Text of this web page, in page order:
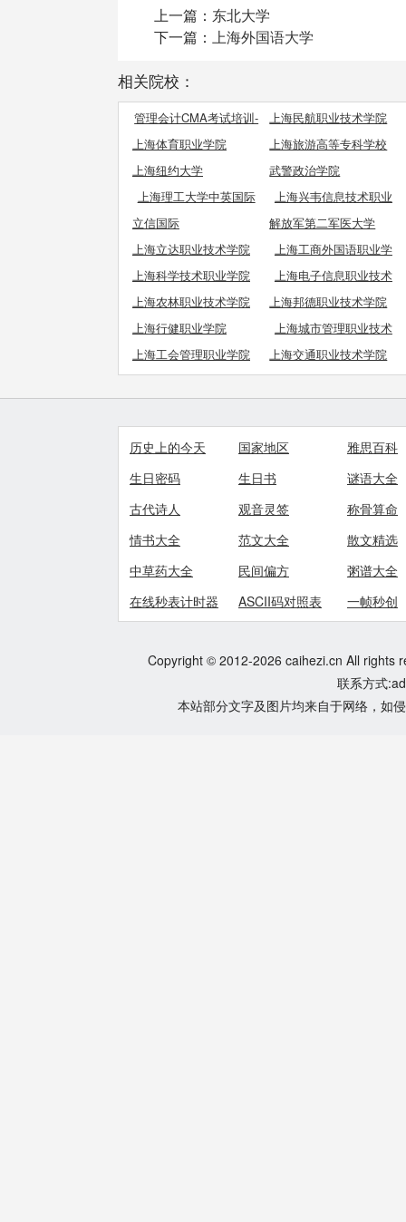
上一篇： 东北大学
下一篇： 上海外国语大学
相关院校：
管理会计CMA考试培训-
推荐立信CMA!
上海民航职业技术学院
上海体育职业学院
上海旅游高等专科学校
上海纽约大学
武警政治学院
上海理工大学中英国际
上海兴韦信息技术职业
学院
立信国际
解放军第二军医大学
上海立达职业技术学院
上海工商外国语职业学
院
上海科学技术职业学院
上海电子信息职业技术
学院
上海农林职业技术学院
上海邦德职业技术学院
上海行健职业学院
上海城市管理职业技术
学院
上海工会管理职业学院 上海交通职业技术学院
历史上的今天 国家地区
雅思百科
生日密码
生日书
谜语大全
古代诗人
观音灵签
称骨算命
情书大全
范文大全
散文精选
中草药大全
民间偏方
粥谱大全
在线秒表计时器
ASCII码对照表 一帧秒创
Copyright © 2012-2026 caihezi.cn All rights
联系方式
本站部分文字及图片均来自于网络，如